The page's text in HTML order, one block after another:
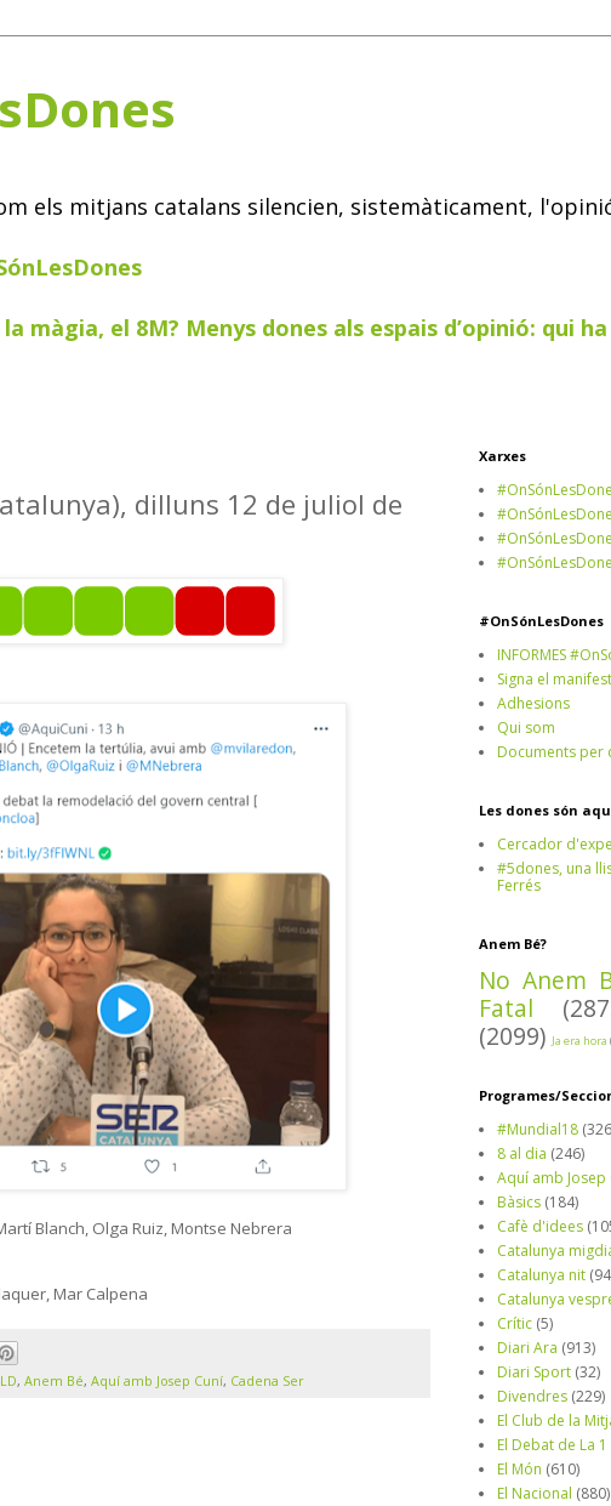
els mitjans catalans silencien, sistemàticament,
màgia, el 8M? Menys dones als espais d’opinió: qui
dilluns 12 de juliol de
Blanch, Olga Ruiz, Montse Nebrera
Mar Calpena
, Anem Bé, Aquí amb Josep Cuní, Cadena Ser
Xarxes
#OnSónLesDones
INFORMES
Signa el manifest
Adhesions
Qui som
Documents per
Les dones són
Cercador
#5dones, una
Ferrés
Anem Bé?
No Anem
Fatal
(2099) Ja era hora
Programes/
#Mundial18
8 al dia (246)
Aquí amb Josep
Bàsics (184)
Cafè d'idees
Catalunya
Catalunya nit
Catalunya
Crític (5)
Diari Ara (913)
Diari Sport (32)
Divendres (229)
El Club de la
El Debat de La 1
El Món (610)
El Nacional (880)